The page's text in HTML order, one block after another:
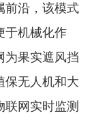
前沿，该模式
于机械化作
为果实遮风挡
保无人机和大
网实时监测